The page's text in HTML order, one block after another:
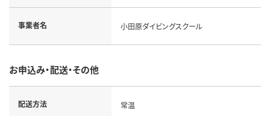
事業者名 小田原ダイビングスクール
お申込み・配送・その他
配送方法 常温